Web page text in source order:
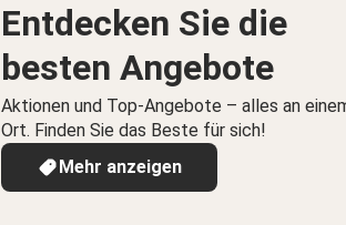
Entdecken Sie die
besten Angebote
Aktionen und Top-Angebote – alles an
Ort. Finden Sie das Beste für sich!
Mehr anzeigen